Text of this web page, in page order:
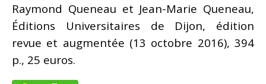
Raymond Queneau et Jean-Marie Queneau,
Éditions Universitaires de Dijon, édition
revue et augmentée (13 octobre 2016), 394
p., 25 euros.